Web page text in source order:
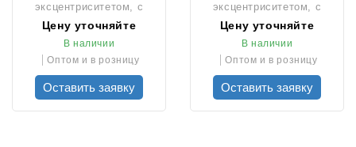
эксцентриситетом, с
редуктором AUMA
Цену уточняйте
В наличии
Оптом и в розницу
Оставить заявку
эксцентриситетом, с
редуктором AUMA
Цену уточняйте
В наличии
Оптом и в розницу
Оставить заявку